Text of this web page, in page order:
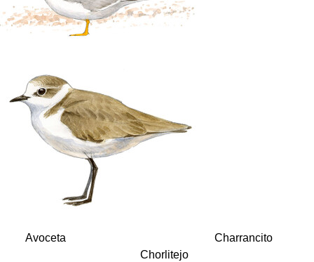
Avoceta Charrancito
Chorlitejo